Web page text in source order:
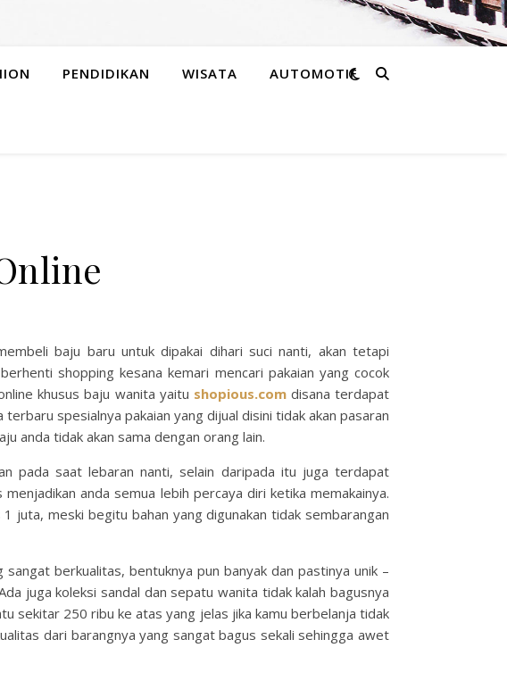
PENDIDIKAN WISATA AUTOMOTIF
baju baru untuk dipakai dihari suci nanti, akan tetapi
shopping kesana kemari mencari pakaian yang cocok
khusus baju wanita yaitu shopious.comdisana terdapat
spesialnya pakaian yang dijual disini tidak akan pasaran
anda tidak akan sama dengan orang lain.
pada saat lebaran nanti, selain daripada itu juga terdapat
anda semua lebih percaya diri ketika memakainya.
juta, meski begitu bahan yang digunakan tidak sembarangan
berkualitas, bentuknya pun banyak dan pastinya unik –
juga koleksi sandal dan sepatu wanita tidak kalah bagusnya
sekitar 250 ribu ke atas yang jelas jika kamu berbelanja tidak
dari barangnya yang sangat bagus sekali sehingga awet